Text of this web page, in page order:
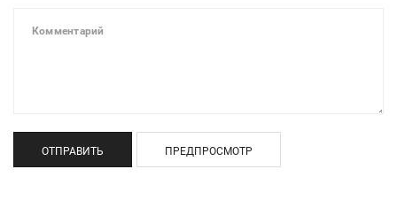
ОТПРАВИТЬ ПРЕДПРОСМОТР